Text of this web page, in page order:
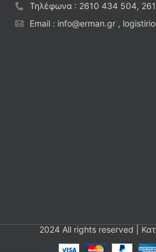
Τηλέφωνα : 2610 434 504,
Email : info@erman.gr ,
2024 All rights reserved |